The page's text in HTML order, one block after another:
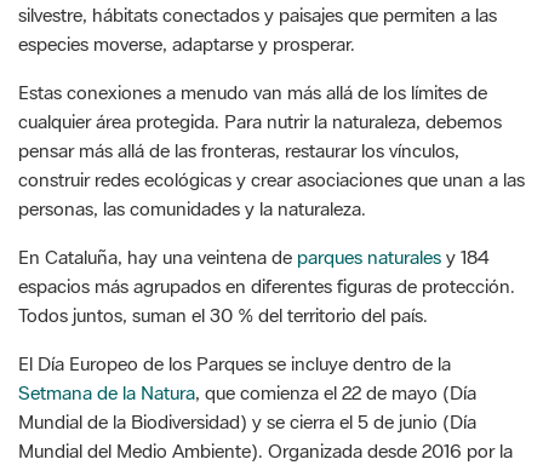
silvestre, hábitats conectados y paisajes que permiten a las
especies moverse, adaptarse y prosperar.
Estas conexiones a menudo van más allá de los límites de
cualquier área protegida. Para nutrir la naturaleza, debemos
pensar más allá de las fronteras, restaurar los vínculos,
construir redes ecológicas y crear asociaciones que unan a las
personas, las comunidades y la naturaleza.
En Cataluña, hay una veintena de parques naturales y 184
espacios más agrupados en diferentes figuras de protección.
Todos juntos, suman el 30 % del territorio del país.
El Día Europeo de los Parques se incluye dentro de la
Setmana de la Natura, que comienza el 22 de mayo (Día
Mundial de la Biodiversidad) y se cierra el 5 de junio (Día
Mundial del Medio Ambiente). Organizada desde 2016 por la